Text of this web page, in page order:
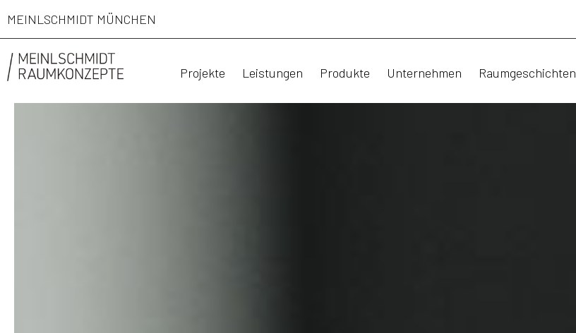
MEINLSCHMIDT MÜNCHEN
Projekte Leistungen Produkte Unternehmen Raumgeschichten